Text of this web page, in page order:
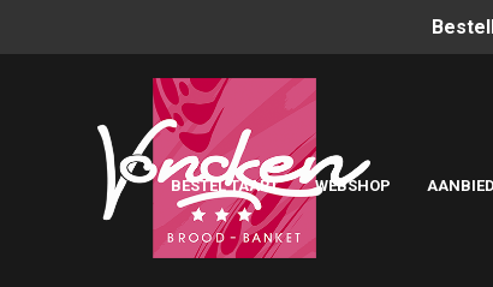
BESTEL TAART WEBSHOP